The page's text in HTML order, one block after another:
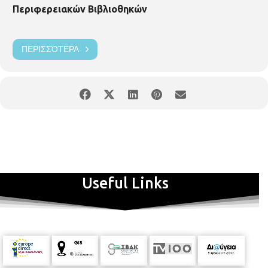
Περιφερειακών Βιβλιοθηκών
ΠΕΡΙΣΣΌΤΕΡΑ
Useful Links